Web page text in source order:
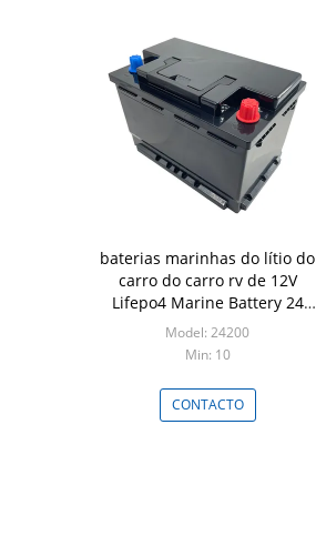
baterias marinhas do lítio do
carro do carro rv de 12V
Lifepo4 Marine Battery 24
volts
Model: 24200
Min: 10
CONTACTO